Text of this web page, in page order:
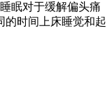
眠对于缓解偏头痛
的时间上床睡觉和起